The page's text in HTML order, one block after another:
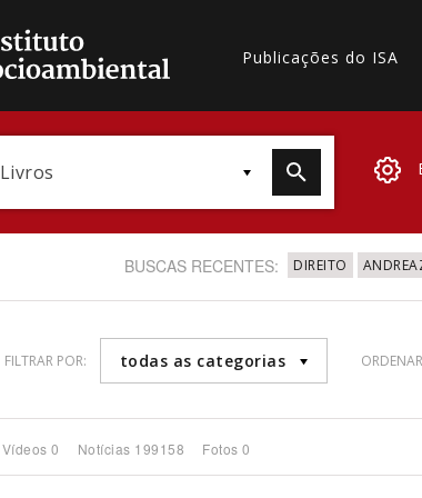
Publicações do ISA
Livros
BUSCAS RECENTES: DIREITO
FILTRAR POR: todas as categorias
Vídeos 0 Notícias 199158 Fotos 0